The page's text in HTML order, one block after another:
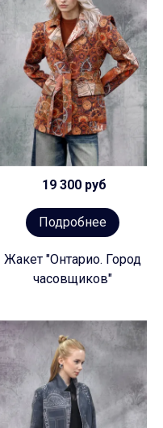
19 300 руб
Подробнее
Жакет "Онтарио. Город
часовщиков"